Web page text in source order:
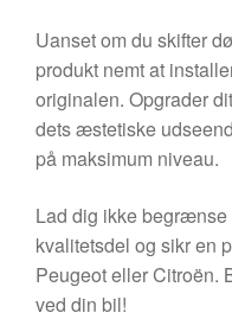
Uanset om du skifter
produkt nemt at
originalen. Opgrader
dets æstetiske
på maksimum niveau.
Lad dig ikke begrænse
kvalitetsdel og sikr en
Peugeot eller Citroën.
ved din bil!